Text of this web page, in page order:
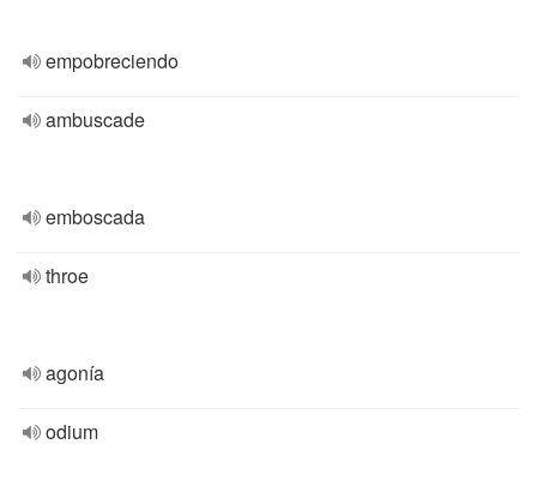
empobreciendo
ambuscade
emboscada
throe
agonía
odium